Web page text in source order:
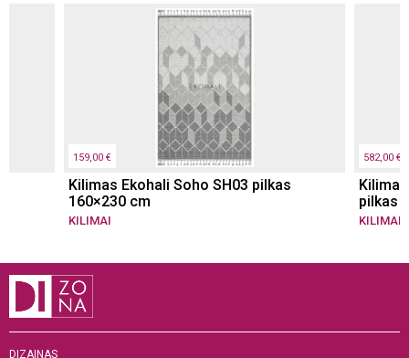
159,00 €
Kilimas Ekohali Soho SH03 pilkas
160×230 cm
KILIMAI
582,00 €
pilkas
KILIMAI
DIZAINAS